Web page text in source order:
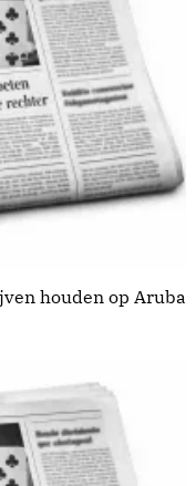
houden op Aruba